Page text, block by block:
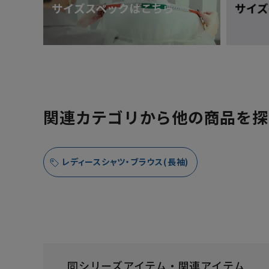
関連カテゴリから他の商品を
レディースシャツ・ブラウス(長袖)
同シリーズアイテム・関連アイテム